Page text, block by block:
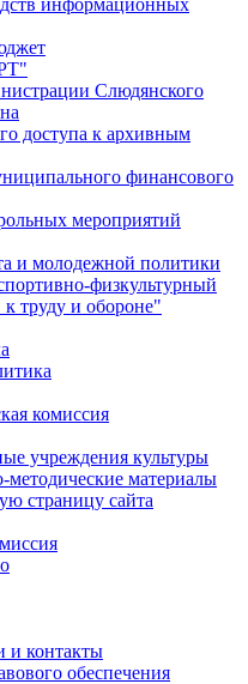
информационных
Слюдянского
доступа к архивным
финансового
мероприятий
и молодежной политики
физкультурный
труду и обороне"
комиссия
учреждения культуры
материалы
страницу сайта
и контакты
обеспечения